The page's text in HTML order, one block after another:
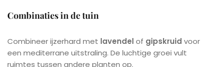
Combinaties in de tuin
Combineer ijzerhard met lavendel of gipskruid voor
een mediterrane uitstraling. De luchtige groei vult
ruimtes tussen andere planten op.